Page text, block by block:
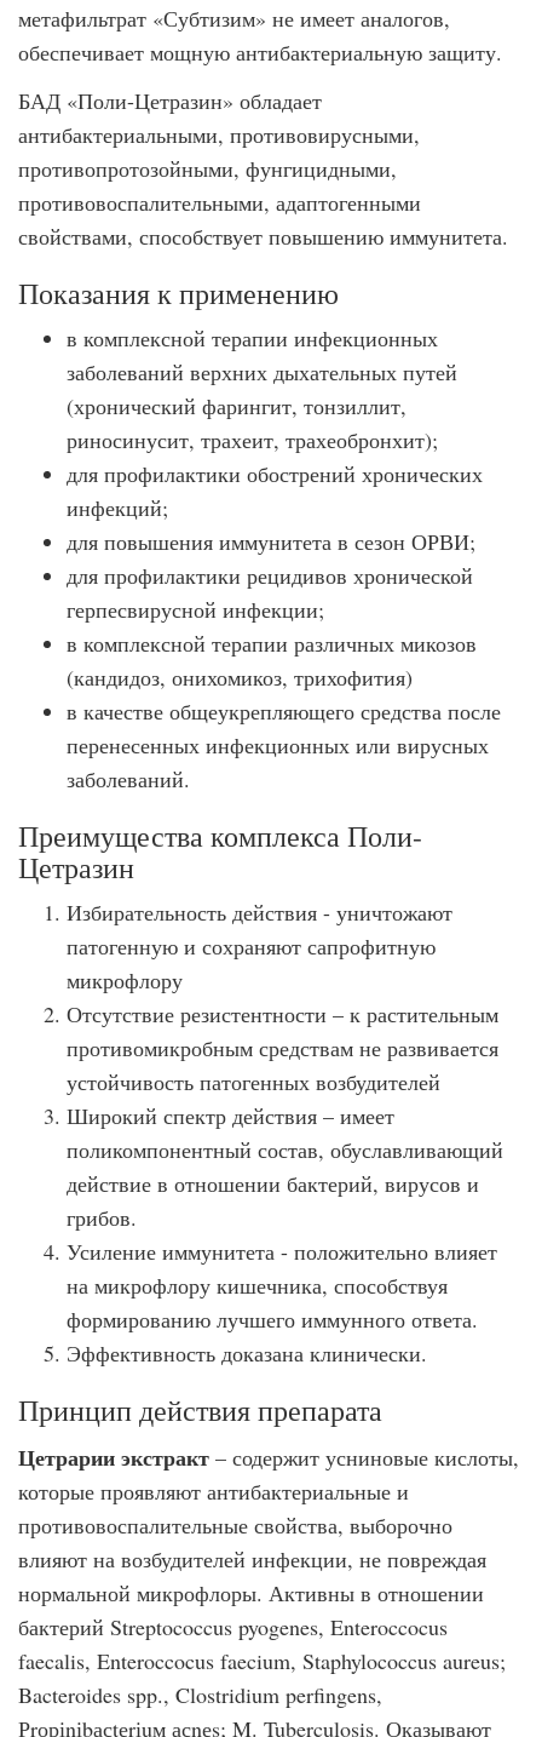
метафильтрат «Субтизим» не имеет аналогов,
обеспечивает мощную антибактериальную защиту.
БАД «Поли-Цетразин» обладает
антибактериальными, противовирусными,
противопротозойными, фунгицидными,
противовоспалительными, адаптогенными
свойствами, способствует повышению иммунитета.
Показания к применению
в комплексной терапии инфекционных
заболеваний верхних дыхательных путей
(хронический фарингит, тонзиллит,
риносинусит, трахеит, трахеобронхит);
для профилактики обострений хронических
инфекций;
для повышения иммунитета в сезон ОРВИ;
для профилактики рецидивов хронической
герпесвирусной инфекции;
в комплексной терапии различных микозов
(кандидоз, онихомикоз, трихофития)
в качестве общеукрепляющего средства после
перенесенных инфекционных или вирусных
заболеваний.
Преимущества комплекса Поли-
Цетразин
Избирательность действия - уничтожают
патогенную и сохраняют сапрофитную
микрофлору
Отсутствие резистентности – к растительным
противомикробным средствам не развивается
устойчивость патогенных возбудителей
Широкий спектр действия – имеет
поликомпонентный состав, обуславливающий
действие в отношении бактерий, вирусов и
грибов.
Усиление иммунитета - положительно влияет
на микрофлору кишечника, способствуя
формированию лучшего иммунного ответа.
Эффективность доказана клинически.
Принцип действия препарата
Цетрарии экстракт – содержит усниновые кислоты,
которые проявляют антибактериальные и
противовоспалительные свойства, выборочно
влияют на возбудителей инфекции, не повреждая
нормальной микрофлоры. Активны в отношении
бактерий Streptococcus pyogenes, Enteroccocus
faecalis, Enteroccocus faecium, Staphylococcus aureus;
Bacteroides spp., Clostridium perfingens,
Рrоріnіbасtеrіuм асnеs; M. Tuberculosis. Оказывают